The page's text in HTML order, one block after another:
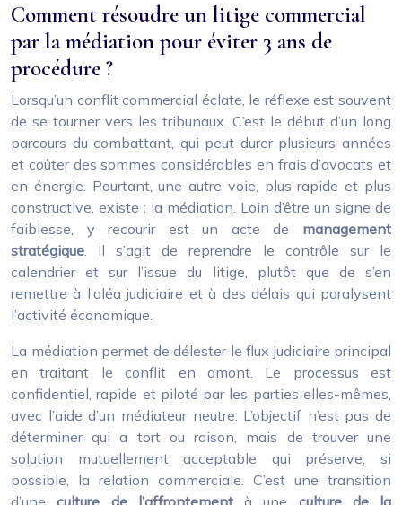
Comment résoudre un litige commercial
par la médiation pour éviter 3 ans de
procédure ?
Lorsqu’un conflit commercial éclate, le réflexe est souvent
de se tourner vers les tribunaux. C’est le début d’un long
parcours du combattant, qui peut durer plusieurs années
et coûter des sommes considérables en frais d’avocats et
en énergie. Pourtant, une autre voie, plus rapide et plus
constructive, existe : la médiation. Loin d’être un signe de
faiblesse, y recourir est un acte de management
stratégique. Il s’agit de reprendre le contrôle sur le
calendrier et sur l’issue du litige, plutôt que de s’en
remettre à l’aléa judiciaire et à des délais qui paralysent
l’activité économique.
La médiation permet de délester le flux judiciaire principal
en traitant le conflit en amont. Le processus est
confidentiel, rapide et piloté par les parties elles-mêmes,
avec l’aide d’un médiateur neutre. L’objectif n’est pas de
déterminer qui a tort ou raison, mais de trouver une
solution mutuellement acceptable qui préserve, si
possible, la relation commerciale. C’est une transition